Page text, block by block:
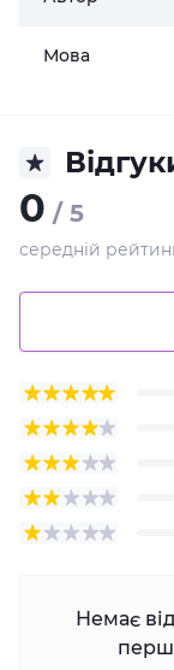
Мова
0 / 5
середній
Немає